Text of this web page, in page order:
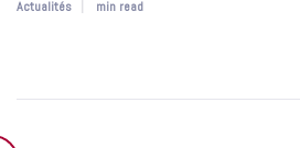
Actualités min read